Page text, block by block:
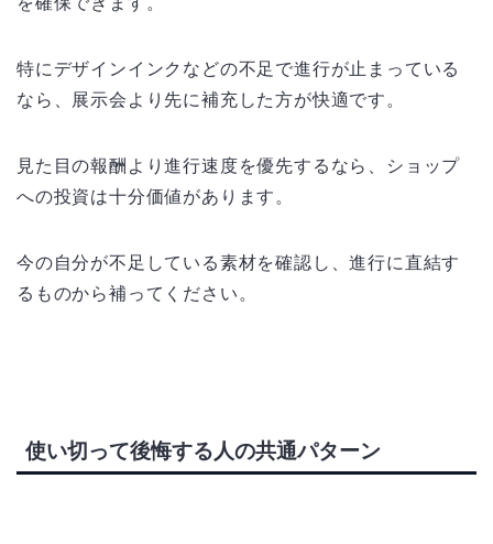
特にデザインインクなどの不足で進行が止まっている
なら、展示会より先に補充した方が快適です。
見た目の報酬より進行速度を優先するなら、ショップ
への投資は十分価値があります。
今の自分が不足している素材を確認し、進行に直結す
るものから補ってください。
使い切って後悔する人の共通パターン